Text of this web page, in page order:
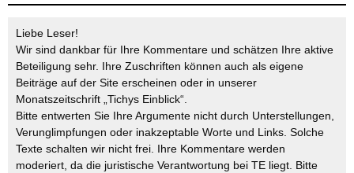
Liebe Leser!
Wir sind dankbar für Ihre Kommentare und schätzen Ihre aktive
Beteiligung sehr. Ihre Zuschriften können auch als eigene
Beiträge auf der Site erscheinen oder in unserer
Monatszeitschrift „Tichys Einblick“.
Bitte entwerten Sie Ihre Argumente nicht durch Unterstellungen,
Verunglimpfungen oder inakzeptable Worte und Links. Solche
Texte schalten wir nicht frei. Ihre Kommentare werden
moderiert, da die juristische Verantwortung bei TE liegt. Bitte